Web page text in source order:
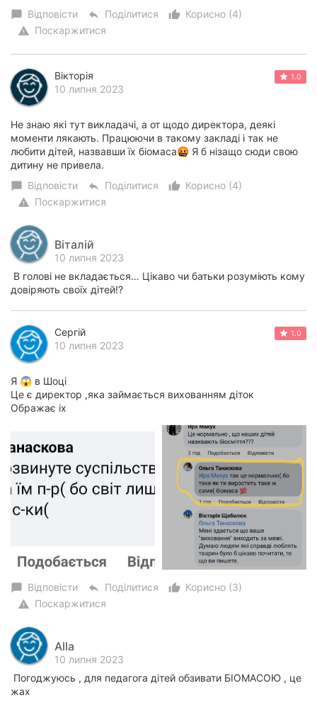
chat_bubble Відповісти reply Поділитися thumb_up_alt
Корисно (4)
warning Поскаржитися
Вікторія
10 липня 2023
1.0
Не знаю які тут викладачі, а от щодо директора, деякі
моменти лякають. Працюючи в такому закладі і так не
любити дітей, назвавши їх біомаса🤬 Я б нізащо сюди свою
дитину не привела.
chat_bubble Відповісти reply Поділитися thumb_up_alt
Корисно (4)
warning Поскаржитися
Віталій
10 липня 2023
В голові не вкладається… Цікаво чи батьки розуміють кому
довіряють своїх дітей!?
Сергій
10 липня 2023
1.0
Я 😱 в Шоці
Це є директор ,яка займається вихованням діток
Ображає іх
chat_bubble Відповісти reply Поділитися thumb_up_alt
Корисно (3)
warning Поскаржитися
Alla
10 липня 2023
Погоджуюсь , для педагога дітей обзивати БІОМАСОЮ , це
жах